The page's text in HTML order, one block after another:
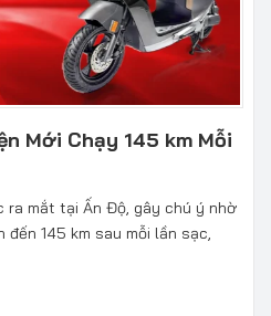
Mới Chạy 145 km Mỗi
ra mắt tại Ấn Độ, gây chú ý nhờ
145 km sau mỗi lần sạc,